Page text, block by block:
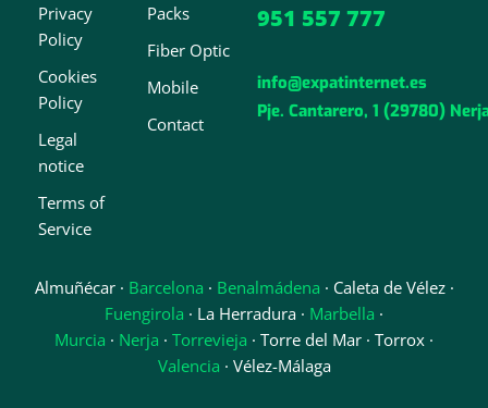
Privacy
Policy
Cookies
Policy
Legal
notice
Terms of
Service
Packs
Fiber Optic
Mobile
Contact
951 557 777
info@expatinternet.es
Pje. Cantarero, 1 (29780)
Almuñécar · Barcelona · Benalmádena · Caleta de Vélez ·
Fuengirola · La Herradura · Marbella ·
Murcia · Nerja · Torrevieja · Torre del Mar · Torrox ·
Valencia · Vélez-Málaga